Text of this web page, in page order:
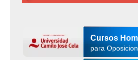
Cursos
para